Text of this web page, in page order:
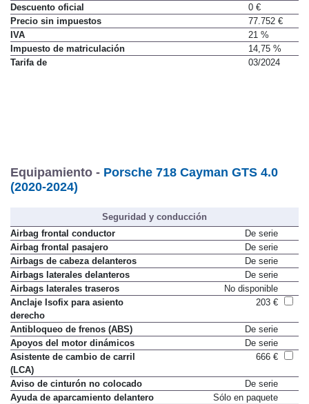
Precio(con descuento y equipamiento seleccionado)
105.549 €
Descuento oficial
0 €
Precio sin impuestos
77.752 €
IVA
21 %
Impuesto de matriculación
14,75 %
Equipamiento -
Porsche 718 Cayman GTS 4.0
(2020-2024)
Seguridad y conducción
Airbag frontal conductor
De serie
Airbag frontal pasajero
De serie
Airbags de cabeza delanteros
De serie
Airbags laterales delanteros
De serie
Airbags laterales traseros
No disponible
Anclaje Isofix para asiento
derecho
Antibloqueo de frenos (ABS)
De serie
Apoyos del motor dinámicos
De serie
Asistente de cambio de carril
(LCA)
Aviso de cinturón no colocado
De serie